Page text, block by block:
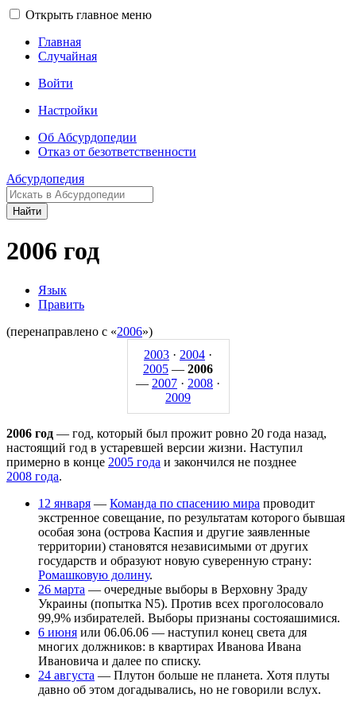
Открыть главное меню
Главная
Случайная
Войти
Настройки
Об Абсурдопедии
Отказ от безответственности
Абсурдопедия
Найти
2006 год
Язык
Править
(перенаправлено с «2006»)
2003 · 2004 ·
2005 — 2006
— 2007 · 2008 ·
2009
2006 год — год, который был прожит ровно 20 года назад,
настоящий год в устаревшей версии жизни. Наступил
примерно в конце 2005 года и закончился не позднее
2008 года.
12 января — Команда по спасению мира проводит
экстренное совещание, по результатам которого бывшая
особая зона (острова Каспия и другие заявленные
территории) становятся независимыми от других
государств и образуют новую суверенную страну:
Ромашковую долину.
26 марта — очередные выборы в Верховну Зраду
Украины (попытка N5). Против всех проголосовало
99,9% избирателей. Выборы признаны состояашимися.
6 июня или 06.06.06 — наступил конец света для
многих должников: в квартирах Иванова Ивана
Ивановича и далее по списку.
24 августа — Плутон больше не планета. Хотя плуты
давно об этом догадывались, но не говорили вслух.